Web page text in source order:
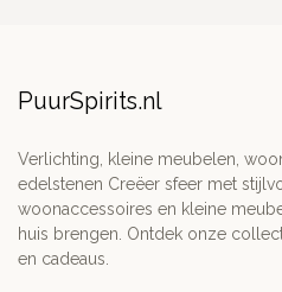
PuurSpirits.nl
Verlichting, kleine meubelen,
edelstenen Creëer sfeer met
woonaccessoires en kleine
huis brengen. Ontdek onze
en cadeaus.